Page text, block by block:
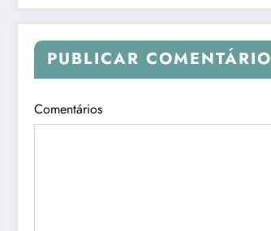
PUBLICAR COMENTÁRIO
Comentários